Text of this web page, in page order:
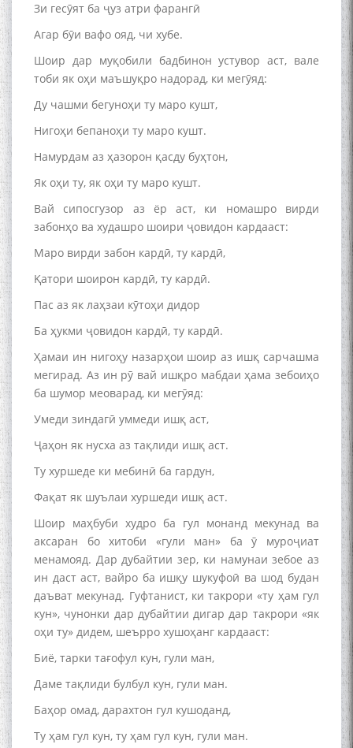
Зи гесӯят ба ҷуз атри фарангӣ
Агар бӯи вафо ояд, чи хубе.
Шоир дар муқобили бадбинон устувор аст, вале
тоби як оҳи маъшуқро надорад, ки мегӯяд:
Ду чашми бегуноҳи ту маро кушт,
Нигоҳи бепаноҳи ту маро кушт.
Намурдам аз ҳазорон қасду буҳтон,
Як оҳи ту, як оҳи ту маро кушт.
Вай сипосгузор аз ёр аст, ки номашро вирди
забонҳо ва худашро шоири ҷовидон кардааст:
Маро вирди забон кардӣ, ту кардӣ,
Қатори шоирон кардӣ, ту кардӣ.
Пас аз як лаҳзаи кӯтоҳи дидор
Ба ҳукми ҷовидон кардӣ, ту кардӣ.
Ҳамаи ин нигоҳу назарҳои шоир аз ишқ сарчашма
мегирад. Аз ин рӯ вай ишқро мабдаи ҳама зебоиҳо
ба шумор меоварад, ки мегӯяд:
Умеди зиндагӣ уммеди ишқ аст,
Ҷаҳон як нусха аз тақлиди ишқ аст.
Ту хуршеде ки мебинӣ ба гардун,
Фақат як шуълаи хуршеди ишқ аст.
Шоир маҳбуби худро ба гул монанд мекунад ва
аксаран бо хитоби «гули ман» ба ӯ муроҷиат
менамояд. Дар дубайтии зер, ки намунаи зебое аз
ин даст аст, вайро ба ишқу шукуфоӣ ва шод будан
даъват мекунад. Гуфтанист, ки такрори «ту ҳам гул
кун», чунонки дар дубайтии дигар дар такрори «як
оҳи ту» дидем, шеърро хушоҳанг кардааст:
Биё, тарки тағофул кун, гули ман,
Даме тақлиди булбул кун, гули ман.
Баҳор омад, дарахтон гул кушоданд,
Ту ҳам гул кун, ту ҳам гул кун, гули ман.